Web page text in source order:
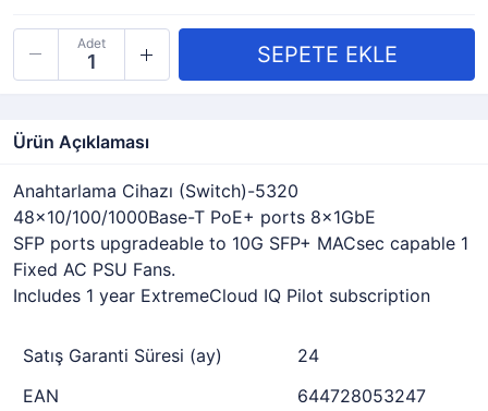
Adet
Ürün Açıklaması
Anahtarlama Cihazı (Switch)-5320
48x10/100/1000Base-T PoE+ ports 8x1GbE
SFP ports upgradeable to 10G SFP+ MACsec capable 1
Fixed AC PSU Fans.
Includes 1 year ExtremeCloud IQ Pilot subscription
Satış Garanti Süresi (ay)
24
EAN
644728053247